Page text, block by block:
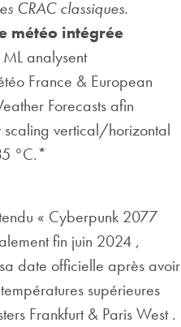
CRAC classiques.
météo intégrée
analysent
France & European
Forecasts afin
scaling vertical/horizontal
°C.*
« Cyberpunk 2077
fin juin 2024 ,
date officielle après avoir
supérieures
Frankfurt & Paris West .